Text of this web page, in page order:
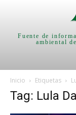
Fuente de
ambiental
Inicio Etiquetas
Tag: Lula